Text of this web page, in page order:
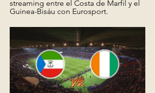
streaming entre el Costa de Marfil y el
Guinea-Bisáu con Eurosport.